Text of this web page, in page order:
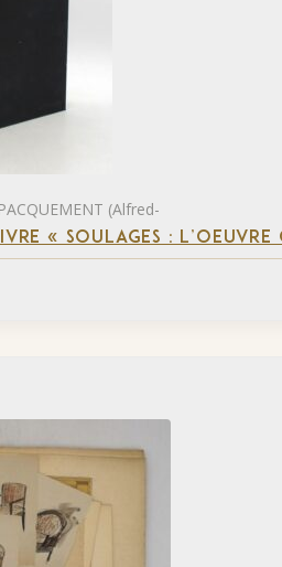
(Alfred-
« SOULAGES :